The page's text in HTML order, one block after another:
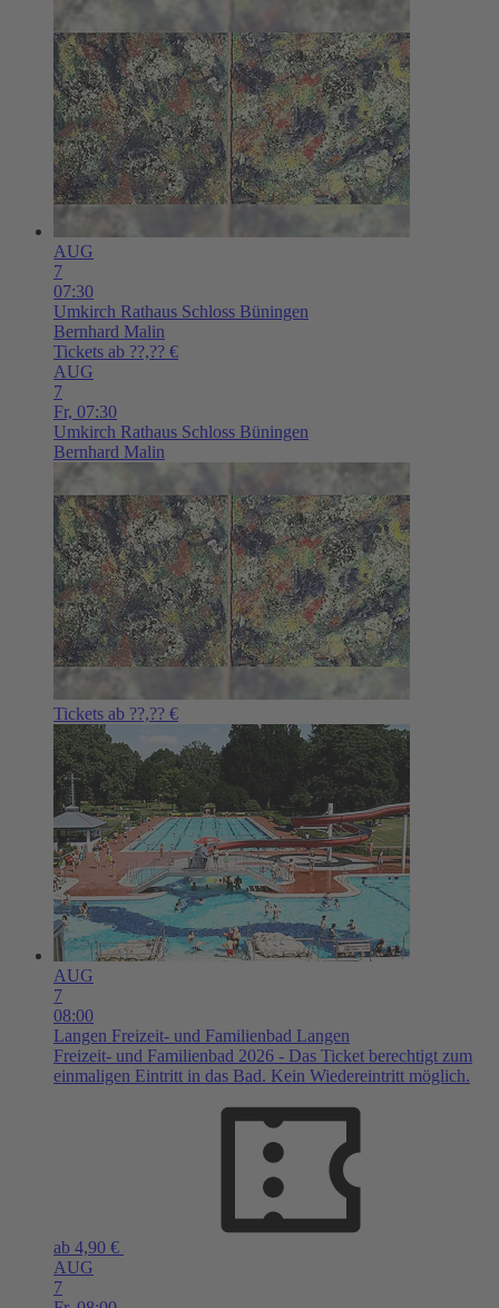
AUG
7
07:30
Umkirch Rathaus Schloss Büningen
Bernhard Malin
Tickets ab ??,?? €
AUG
7
Fr, 07:30
Umkirch Rathaus Schloss Büningen
Bernhard Malin
Tickets ab ??,?? €
AUG
7
08:00
Langen Freizeit- und Familienbad Langen
Freizeit- und Familienbad 2026 - Das Ticket berechtigt zum
einmaligen Eintritt in das Bad. Kein Wiedereintritt möglich.
ab 4,90 €
AUG
7